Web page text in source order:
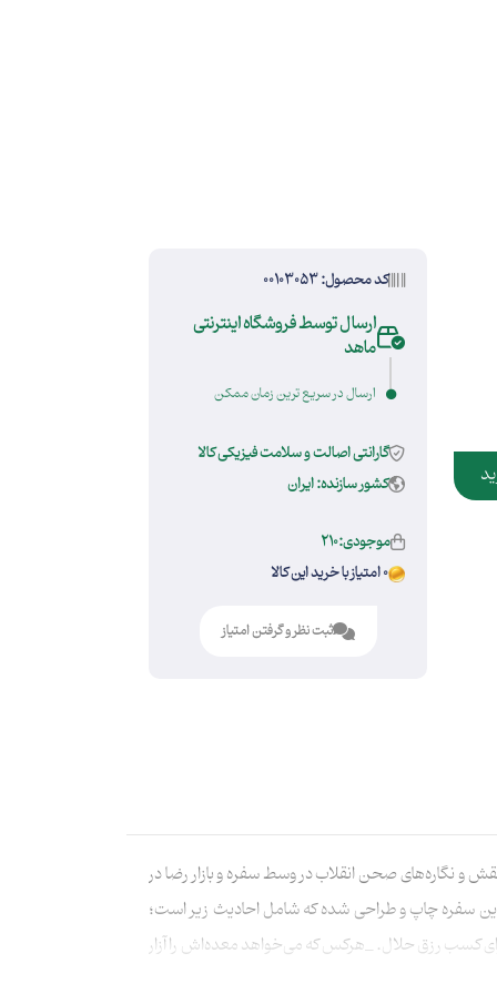
کد محصول: 00103053
ارسال توسط فروشگاه اینترنتی
ماهد
ارسال در سریع ترین زمان ممکن
گارانتی اصالت و سلامت فیزیکی کالا
کشور سازنده: ایران
موجودی:210
0 امتیاز با خرید این کالا
ثبت نظر و گرفتن امتیاز
و نگاره‌های صحن انقلاب در وسط سفره و بازار رضا در
سفره چاپ و طراحی شده که شامل احادیث زیر است؛
کنید: 1.زمانی برای مناجات با خدا 2.زمانی برای تامین معاش 3.زمانی برای معاشرت با برادر مومن 4.ساعتی برای کسب رزق حلال. _هرکس که می‌خواهد معده‌اش را آزار
غذا بکش، زیرا این کار جسم تو را سالم تر، فکرت را